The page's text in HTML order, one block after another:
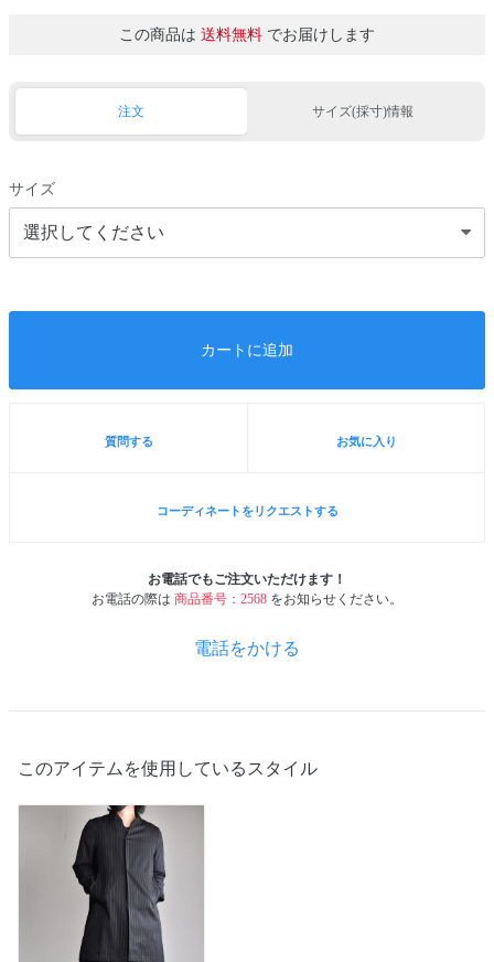
この商品は 送料無料 でお届けします
注文 サイズ(採寸)情報
サイズ
カートに追加
質問する お気に入り
コーディネートをリクエストする
お電話でもご注文いただけます！
お電話の際は 商品番号：2568 をお知らせください。
電話をかける
このアイテムを使用しているスタイル